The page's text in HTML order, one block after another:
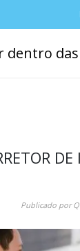
Publicado por